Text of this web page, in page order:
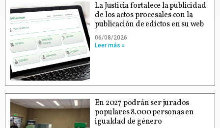
La Justicia fortalece la publicidad
de los actos procesales con la
publicación de edictos en su web
06/08/2026
Leer más »
En 2027 podrán ser jurados
populares 8.000 personas en
igualdad de género